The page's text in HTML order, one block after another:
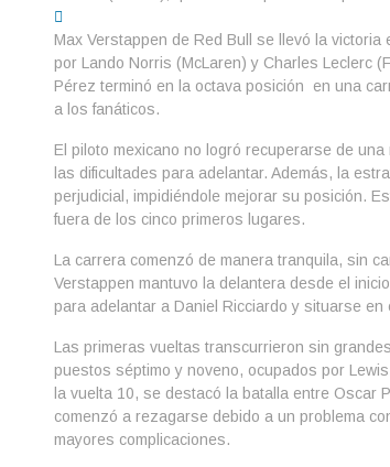
Max Verstappen de Red Bull se llevó la
por Lando Norris (McLaren) y Charles Leclerc
Pérez terminó en la octava posición en una
a los fanáticos.
El piloto mexicano no logró recuperarse de
las dificultades para adelantar. Además, la
perjudicial, impidiéndole mejorar su posición.
fuera de los cinco primeros lugares.
La carrera comenzó de manera tranquila, sin
Verstappen mantuvo la delantera desde el
para adelantar a Daniel Ricciardo y situarse en
Las primeras vueltas transcurrieron sin
puestos séptimo y noveno, ocupados por
la vuelta 10, se destacó la batalla entre Oscar
comenzó a rezagarse debido a un problema
mayores complicaciones.